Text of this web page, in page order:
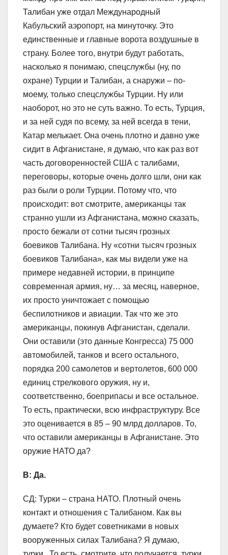
Талибан уже отдал Международный
Кабульский аэропорт, на минуточку. Это
единственные и главные ворота воздушные в
страну. Более того, внутри будут работать,
насколько я понимаю, спецслужбы (ну, по
охране) Турции и Талибан, а снаружи – по-
моему, только спецслужбы Турции. Ну или
наоборот, но это не суть важно. То есть, Турция,
и за ней судя по всему, за ней всегда в тени,
Катар мелькает. Она очень плотно и давно уже
сидит в Афганистане, я думаю, что как раз вот
часть договоренностей США с талибами,
переговоры, которые очень долго шли, они как
раз были о роли Турции. Потому что, что
происходит: вот смотрите, американцы так
странно ушли из Афганистана, можно сказать,
просто бежали от сотни тысяч грозных
боевиков Талибана. Ну «сотни тысяч грозных
боевиков Талибана», как мы видели уже на
примере недавней истории, в принципе
современная армия, ну… за месяц, наверное,
их просто уничтожает с помощью
беспилотников и авиации. Так что же это
американцы, покинув Афганистан, сделали.
Они оставили (это данные Конгресса) 75 000
автомобилей, танков и всего остального,
порядка 200 самолетов и вертолетов, 600 000
единиц стрелкового оружия, ну и,
соответственно, боеприпасы и все остальное.
То есть, практически, всю инфраструктуру. Все
это оценивается в 85 – 90 млрд долларов. То,
что оставили американцы в Афганистане. Это
оружие НАТО да?
В: Да.
СД: Турки – страна НАТО. Плотный очень
контакт и отношения с Талибаном. Как вы
думаете? Кто будет советниками в новых
вооруженных силах Талибана? Я думаю,